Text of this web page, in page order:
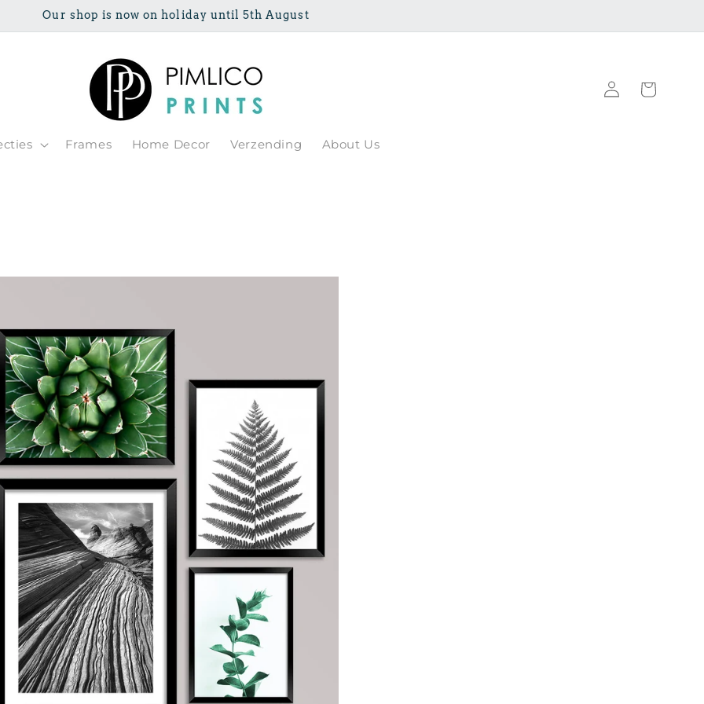
Our shop is now on holiday until 5th August
Frames Home Decor Verzending About Us
Inloggen
Winkelwagen